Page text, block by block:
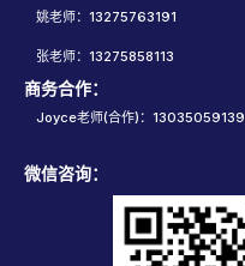
姚老师：13275763191
张老师：13275858113
商务合作：
Joyce老师(合作)：13035059139
微信咨询：